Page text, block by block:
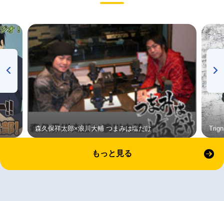
森久保祥太郎×浪川大輔 つまみは塩だけ
もっと見る